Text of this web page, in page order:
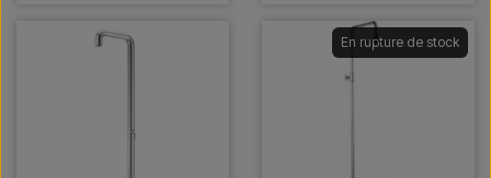
En rupture de stock